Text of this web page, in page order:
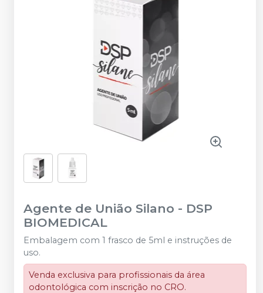
Agente de União Silano - DSP
BIOMEDICAL
Embalagem com 1 frasco de 5ml e instruções de
uso.
Venda exclusiva para profissionais da área
odontológica com inscrição no CRO.